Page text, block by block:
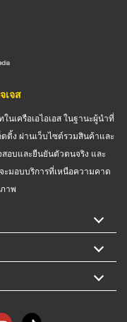
เจส
นเครือเอไอเอส ในฐานะผู้นำที่
ติ้ง ผ่านเว็บไซต์รวมสินค้าและ
สอบและยืนยันตัวตนจริง และ
ะมอบบริการที่เหนือความคาด
าพ